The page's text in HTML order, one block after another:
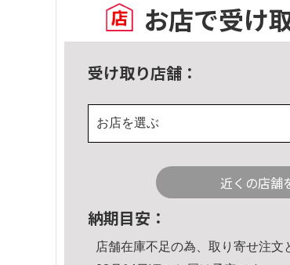
お店で受け
受け取り店舗：
お店を選ぶ
近くの店舗
納期目安：
店舗在庫不足の為、取り寄せ注文